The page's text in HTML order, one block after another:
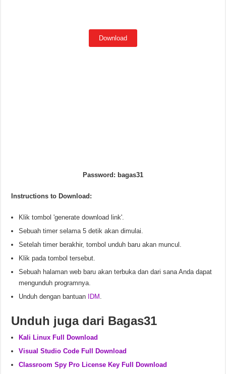
Download
Password: bagas31
Instructions to Download:
Klik tombol 'generate download link'.
Sebuah timer selama 5 detik akan dimulai.
Setelah timer berakhir, tombol unduh baru akan muncul.
Klik pada tombol tersebut.
Sebuah halaman web baru akan terbuka dan dari sana Anda dapat
mengunduh programnya.
Unduh dengan bantuan
IDM
Unduh juga dari Bagas31
Kali Linux Full Download
Visual Studio Code Full Download
Classroom Spy Pro License Key Full Download